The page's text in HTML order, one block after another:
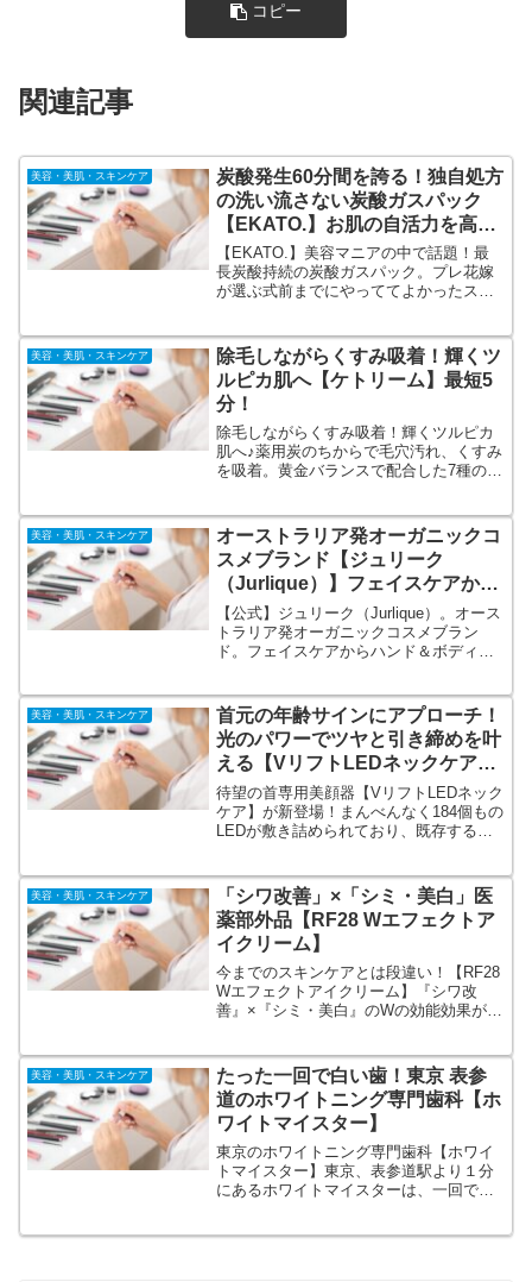
コピー
関連記事
美容・美肌・スキンケア
炭酸発生60分間を誇る！独自処方
の洗い流さない炭酸ガスパック
【EKATO.】お肌の自活力を高
め、理想の肌に！
【EKATO.】美容マニアの中で話題！最
長炭酸持続の炭酸ガスパック。プレ花嫁
が選ぶ式前までにやっててよかったスキ
る方は多いと思います。でも何からした
らいいのか・・・。エステのメニューで
も取り入れられている炭酸ガスパック
美容・美肌・スキンケア
除毛しながらくすみ吸着！輝くツ
ルピカ肌へ【ケトリーム】最短5
分！
除毛しながらくすみ吸着！輝くツルピカ
肌へ♪薬用炭のちからで毛穴汚れ、くすみ
を吸着。黄金バランスで配合した7種の美
は簡単で最短5分♪9つの無添加で敏感・乾
燥肌でも使えるやさしい処方
美容・美肌・スキンケア
オーストラリア発オーガニックコ
スメブランド【ジュリーク
（Jurlique）】フェイスケアから
ハンド＆ボディケアまで。
【公式】ジュリーク（Jurlique）。オース
トラリア発オーガニックコスメブラン
ド。フェイスケアからハンド＆ボディケ
をすこやかに整え、内側から輝くような
美しさへと導きます。
美容・美肌・スキンケア
首元の年齢サインにアプローチ！
光のパワーでツヤと引き締めを叶
える【VリフトLEDネックケア】
首専用美顔器で首集中ケア。
待望の首専用美顔器【VリフトLEDネック
ケア】が新登場！まんべんなく184個もの
LEDが敷き詰められており、既存する
より広がり、首周辺を広範囲にケアしま
す。
美容・美肌・スキンケア
「シワ改善」×「シミ・美白」医
薬部外品【RF28 Wエフェクトア
イクリーム】
今までのスキンケアとは段違い！【RF28
Wエフェクトアイクリーム】『シワ改
善』×『シミ・美白』のWの効能効果が認
ジによるシミからも肌をガード。初回特
別価格50％OFFキャンペーン中！
美容・美肌・スキンケア
たった一回で白い歯！東京 表参
道のホワイトニング専門歯科【ホ
ワイトマイスター】
東京のホワイトニング専門歯科【ホワイ
トマイスター】東京、表参道駅より１分
にあるホワイトマイスターは、一回で白